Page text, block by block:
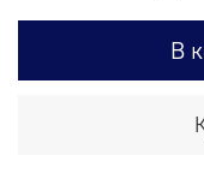
В